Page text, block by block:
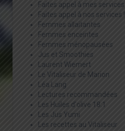
Faites appel à mes services
Faites appel à nos services !
Femmes allaitantes
Femmes enceintes
Femmes ménopausées
Jus et Smoothies
Laurent Wiemert
Le Vitaliseur de Marion
Léa Lang
Lectures recommandées
Les Huiles d'olive 18:1
Les Jus Yumi
Les recettes au Vitaliseur